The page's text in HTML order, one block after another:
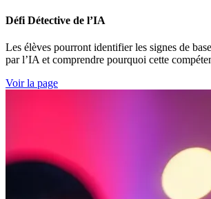
Défi Détective de l’IA
Les élèves pourront identifier les signes de
par l’IA et comprendre pourquoi cette
Voir la page